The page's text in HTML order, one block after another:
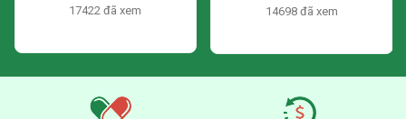
17422 đã xem 14698 đã xem